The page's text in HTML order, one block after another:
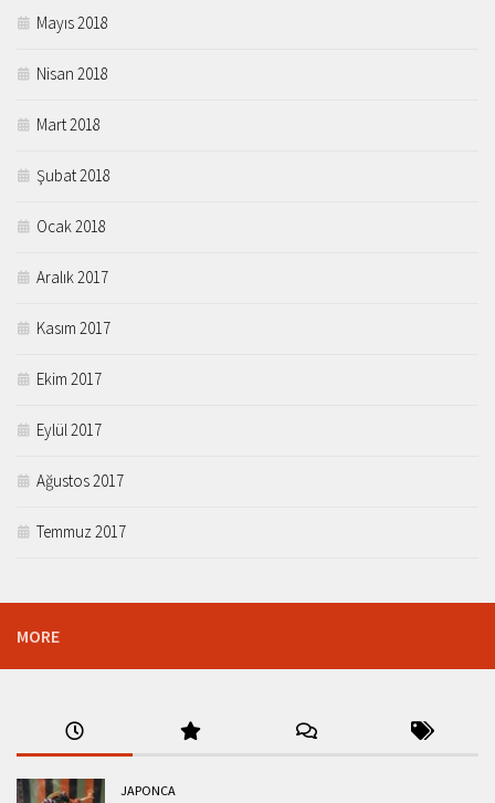
Mayıs 2018
Nisan 2018
Mart 2018
Şubat 2018
Ocak 2018
Aralık 2017
Kasım 2017
Ekim 2017
Eylül 2017
Ağustos 2017
Temmuz 2017
MORE
JAPONCA